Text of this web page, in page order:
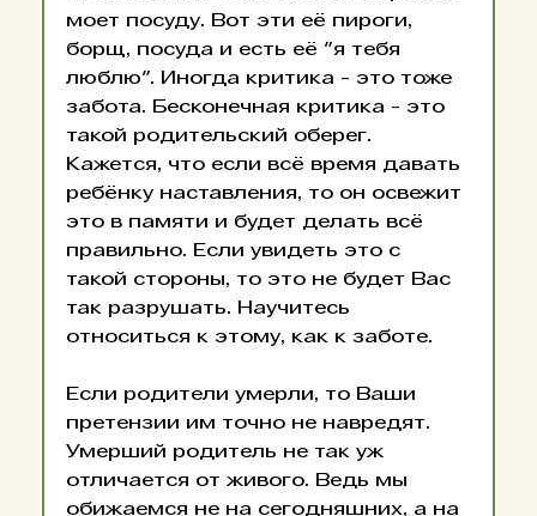
моет посуду. Вот эти её пироги,
борщ, посуда и есть её "я тебя
люблю". Иногда критика - это тоже
забота. Бесконечная критика - это
такой родительский оберег.
Кажется, что если всё время давать
ребёнку наставления, то он освежит
это в памяти и будет делать всё
правильно. Если увидеть это с
такой стороны, то это не будет Вас
так разрушать. Научитесь
относиться к этому, как к заботе.
Если родители умерли, то Ваши
претензии им точно не навредят.
Умерший родитель не так уж
отличается от живого. Ведь мы
обижаемся не на сегодняшних, а на